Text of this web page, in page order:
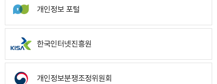
개인정보 포털
한국인터넷진흥원
개인정보분쟁조정위원회